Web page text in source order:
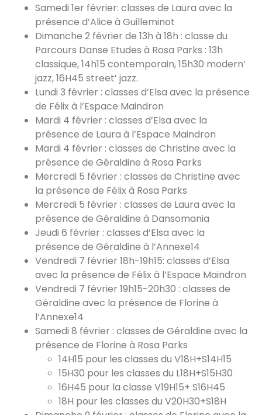
Samedi 1er février: classes de Laura avec la
présence d’Alice à Guilleminot
Dimanche 2 février de 13h à 18h : classe du
Parcours Danse Etudes à Rosa Parks : 13h
classique, 14h15 contemporain, 15h30 modern’
jazz, 16H45 street’ jazz.
Lundi 3 février : classes d’Elsa avec la présence
de Félix à l’Espace Maindron
Mardi 4 février : classes d’Elsa avec la
présence de Laura à l’Espace Maindron
Mardi 4 février : classes de Christine avec la
présence de Géraldine à Rosa Parks
Mercredi 5 février : classes de Christine avec
la présence de Félix à Rosa Parks
Mercredi 5 février : classes de Laura avec la
présence de Géraldine à Dansomania
Jeudi 6 février : classes d’Elsa avec la
présence de Géraldine à l’Annexe14
Vendredi 7 février 18h-19h15: classes d’Elsa
avec la présence de Félix à l’Espace Maindron
Vendredi 7 février 19h15-20h30 : classes de
Géraldine avec la présence de Florine à
l’Annexe14
Samedi 8 février : classes de Géraldine avec la
présence de Florine à Rosa Parks
14H15 pour les classes du V18H+S14H15
15H30 pour les classes du L18H+S15H30
16H45 pour la classe V19H15+ S16H45
18H pour les classes du V20H30+S18H